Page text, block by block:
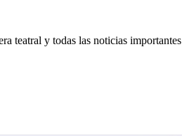
teatral y todas las noticias importantes